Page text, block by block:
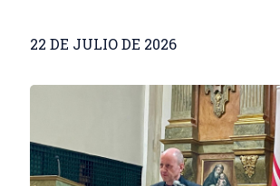
22 DE JULIO DE 2026